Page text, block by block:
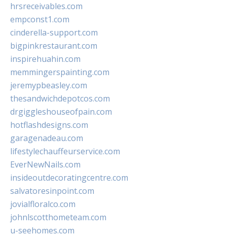
hrsreceivables.com
empconst1.com
cinderella-support.com
bigpinkrestaurant.com
inspirehuahin.com
memmingerspainting.com
jeremypbeasley.com
thesandwichdepotcos.com
drgiggleshouseofpain.com
hotflashdesigns.com
garagenadeau.com
lifestylechauffeurservice.com
EverNewNails.com
insideoutdecoratingcentre.com
salvatoresinpoint.com
jovialfloralco.com
johnlscotthometeam.com
u-seehomes.com